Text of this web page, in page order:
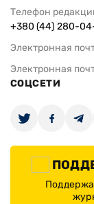
Телефон
+380 (44) 280-
Электронная
Электронная
СОЦСЕТИ